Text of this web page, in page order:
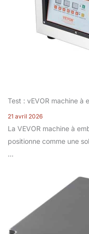
Test : vEVOR machine à
21 avril 2026
La VEVOR machine à
positionne comme une
...